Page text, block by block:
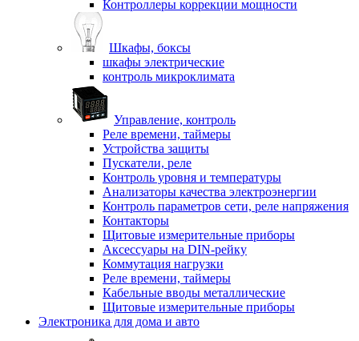
Контроллеры коррекции мощности
Шкафы, боксы
шкафы электрические
контроль микроклимата
Управление, контроль
Реле времени, таймеры
Устройства защиты
Пускатели, реле
Контроль уровня и температуры
Анализаторы качества электроэнергии
Контроль параметров сети, реле напряжения
Контакторы
Щитовые измерительные приборы
Аксессуары на DIN-рейку
Коммутация нагрузки
Реле времени, таймеры
Кабельные вводы металлические
Щитовые измерительные приборы
Электроника для дома и авто